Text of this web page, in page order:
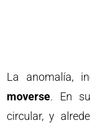
La anomalía,
moverse. En
circular, y